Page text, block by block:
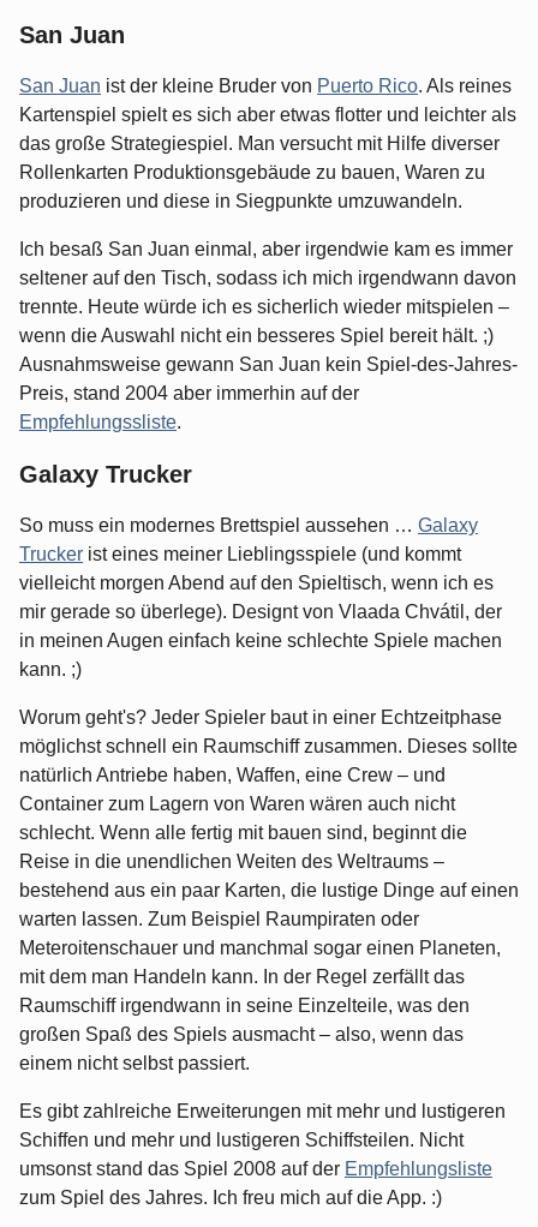
San Juan
San Juan ist der kleine Bruder von Puerto Rico. Als reines
Kartenspiel spielt es sich aber etwas flotter und leichter als
das große Strategiespiel. Man versucht mit Hilfe diverser
Rollenkarten Produktionsgebäude zu bauen, Waren zu
produzieren und diese in Siegpunkte umzuwandeln.
Ich besaß San Juan einmal, aber irgendwie kam es immer
seltener auf den Tisch, sodass ich mich irgendwann davon
trennte. Heute würde ich es sicherlich wieder mitspielen –
wenn die Auswahl nicht ein besseres Spiel bereit hält. ;)
Ausnahmsweise gewann San Juan kein Spiel-des-Jahres-
Preis, stand 2004 aber immerhin auf der
Empfehlungssliste.
Galaxy Trucker
So muss ein modernes Brettspiel aussehen … Galaxy
Trucker ist eines meiner Lieblingsspiele (und kommt
vielleicht morgen Abend auf den Spieltisch, wenn ich es
mir gerade so überlege). Designt von Vlaada Chvátil, der
in meinen Augen einfach keine schlechte Spiele machen
kann. ;)
Worum geht's? Jeder Spieler baut in einer Echtzeitphase
möglichst schnell ein Raumschiff zusammen. Dieses sollte
natürlich Antriebe haben, Waffen, eine Crew – und
Container zum Lagern von Waren wären auch nicht
schlecht. Wenn alle fertig mit bauen sind, beginnt die
Reise in die unendlichen Weiten des Weltraums –
bestehend aus ein paar Karten, die lustige Dinge auf einen
warten lassen. Zum Beispiel Raumpiraten oder
Meteroitenschauer und manchmal sogar einen Planeten,
mit dem man Handeln kann. In der Regel zerfällt das
Raumschiff irgendwann in seine Einzelteile, was den
großen Spaß des Spiels ausmacht – also, wenn das
einem nicht selbst passiert.
Es gibt zahlreiche Erweiterungen mit mehr und lustigeren
Schiffen und mehr und lustigeren Schiffsteilen. Nicht
umsonst stand das Spiel 2008 auf der Empfehlungsliste
zum Spiel des Jahres. Ich freu mich auf die App. :)